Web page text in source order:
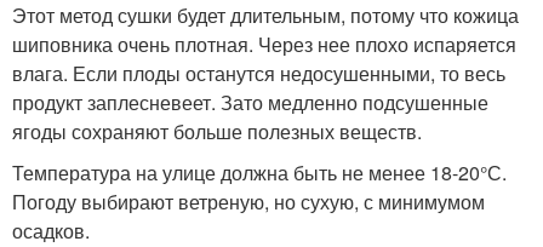
Этот метод сушки будет длительным, потому что кожица
шиповника очень плотная. Через нее плохо испаряется
влага. Если плоды останутся недосушенными, то весь
продукт заплесневеет. Зато медленно подсушенные
ягоды сохраняют больше полезных веществ.
Температура на улице должна быть не менее 18-20°С.
Погоду выбирают ветреную, но сухую, с минимумом
осадков.